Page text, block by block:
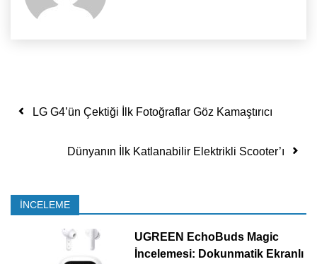
Yazı dolaşımı
LG G4’ün Çektiği İlk Fotoğraflar Göz Kamaştırıcı
Dünyanın İlk Katlanabilir Elektrikli Scooter’ı
İNCELEME
UGREEN EchoBuds Magic
İncelemesi: Dokunmatik Ekranlı